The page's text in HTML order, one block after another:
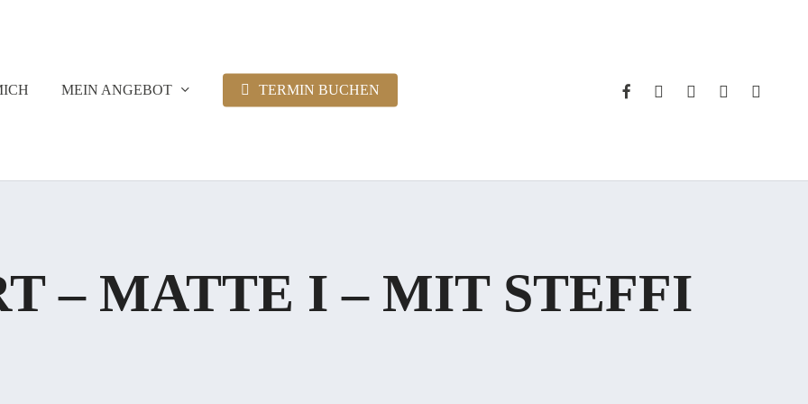
MEIN ANGEBOT TERMIN BUCHEN FACEBOOK
INSTAGRAM
WHATSAPP
PHONEEMAIL
– MATTE I – MIT STEFFI